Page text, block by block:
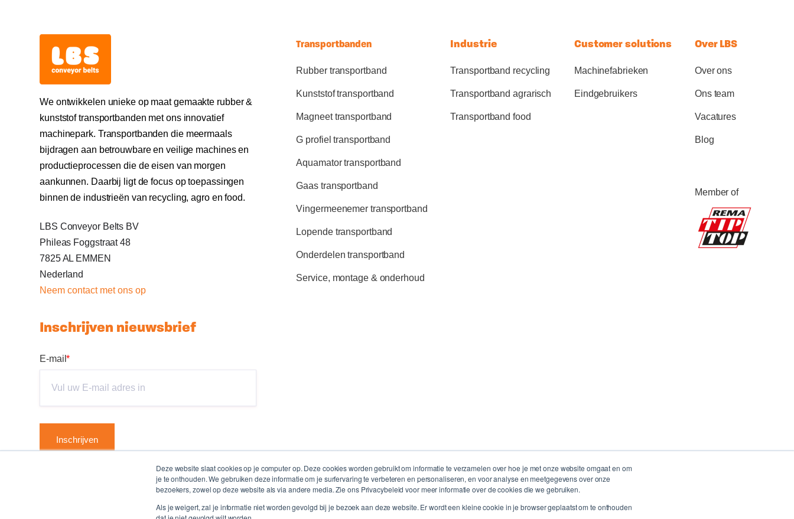
Deze website slaat cookies op je computer op. Deze cookies worden gebruikt om informatie te verzamelen over hoe je met onze website omgaat en om
je te onthouden. We gebruiken deze informatie om je surfervaring te verbeteren en personaliseren, en voor analyse en meetgegevens over onze
bezoekers, zowel op deze website als via andere media. Zie ons Privacybeleid voor meer informatie over de cookies die we gebruiken.
Als je weigert, zal je informatie niet worden gevolgd bij je bezoek aan deze website. Er wordt een kleine cookie in je browser geplaatst om te onthouden
We ontwikkelen unieke op maat gemaakte rubber &
kunststof transportbanden met ons innovatief
machinepark. Transportbanden die meermaals
bijdragen aan betrouwbare en veilige machines en
productieprocessen die de eisen van morgen
aankunnen. Daarbij ligt de focus op toepassingen
binnen de industrieën van recycling, agro en food.
LBS Conveyor Belts BV
Phileas Foggstraat 48
7825 AL EMMEN
Nederland
Neem contact met ons op
Inschrijven nieuwsbrief
E-mail*
Transportbanden
Rubber transportband
Kunststof transportband
Magneet transportband
G profiel transportband
Aquamator transportband
Gaas transportband
Vingermeenemer transportband
Lopende transportband
Onderdelen transportband
Service, montage & onderhoud
Industrie
Transportband recycling
Transportband agrarisch
Transportband food
Customer solutions
Machinefabrieken
Eindgebruikers
Over LBS
Over ons
Ons team
Vacatures
Blog
Member of